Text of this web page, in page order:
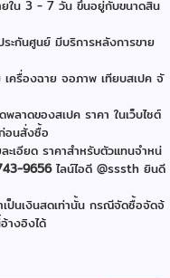
ยใน 3 - 7 วัน ขึ้นอยู่กับขนาดสิน
ะกันศูนย์ มีบริการหลังการขาย
ครื่องฉาย จอภาพ เทียบสเปค จั
าดของสเปค ราคา ในเว็บไซต์
อนสั่งซื้อ
เอียด ราคาสำหรับตัวแทนจำหน่
9656ไลน์ไอดี @sssth ยินดี
เป็นเงินสดเท่านั้น กรณีจัดซื้อจัดจ้
างอิงได้